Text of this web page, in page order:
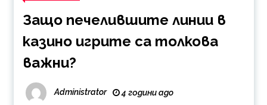
Защо печелившите линии в
казино игрите са толкова
важни?
Administrator 4 години ago